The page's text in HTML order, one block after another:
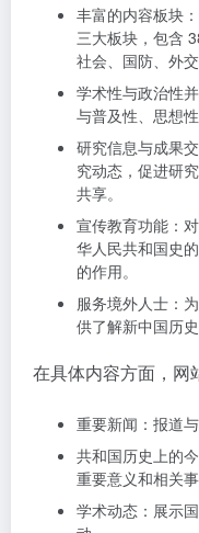
丰富的内容板块
三大板块，包含
社会、国防、外
学术性与政治性
与普及性、思想
研究信息与成果
究动态，促进研
共享。
宣传教育功能：
华人民共和国史
的作用。
服务境外人士：
供了解新中国历史
在具体内容方面，网
重要新闻：报道
共和国历史上的
重要意义和相关事
学术动态：展示